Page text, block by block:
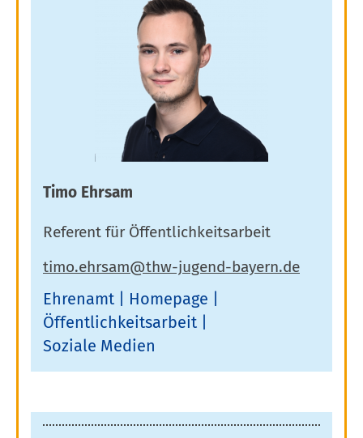
Timo Ehrsam
Referent für Öffentlichkeitsarbeit
Ehrenamt
Homepage
Öffentlichkeitsarbeit
Soziale Medien